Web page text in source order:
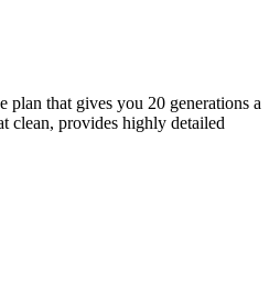
plan that gives you 20 generations a
clean, provides highly detailed